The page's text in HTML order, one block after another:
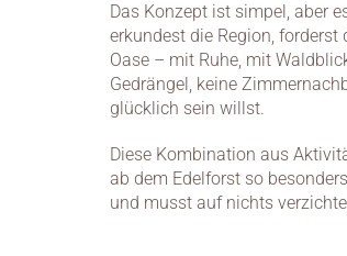
Das Konzept ist simpel, aber
erkundest die Region,
Oase – mit Ruhe, mit
Gedrängel, keine
glücklich sein willst.
Diese Kombination aus
ab dem Edelforst so
und musst auf nichts